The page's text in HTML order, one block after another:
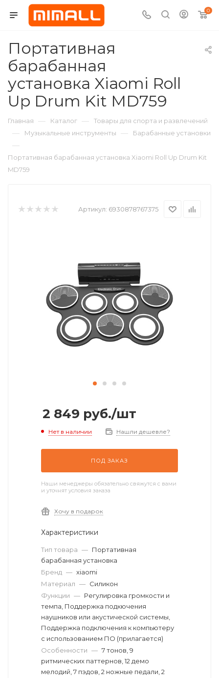
0
Портативная
барабанная
установка Xiaomi Roll
Up Drum Kit MD759
Главная — Каталог — Товары для спорта и развлечений
— Музыкальные инструменты — Барабанные установки
—
Портативная барабанная установка Xiaomi Roll Up Drum Kit
MD759
Артикул: 6930878767375
2 849 руб./шт
Нет в наличии Нашли дешевле?
ПОД ЗАКАЗ
Наши менеджеры обязательно свяжутся с вами
и уточнят условия заказа
Хочу в подарок
Характеристики
Тип товара — Портативная
барабанная установка
Бренд — xiaomi
Материал — Силикон
Функции — Регулировка громкости и
темпа, Поддержка подкючения
наушников или акустической системы,
Поддержка подключения к компьютеру
с использованием ПО (прилагается)
Особенности — 7 тонов, 9
ритмических паттернов, 12 демо
мелодий, 7 пэдов, 2 ножные педали, 2